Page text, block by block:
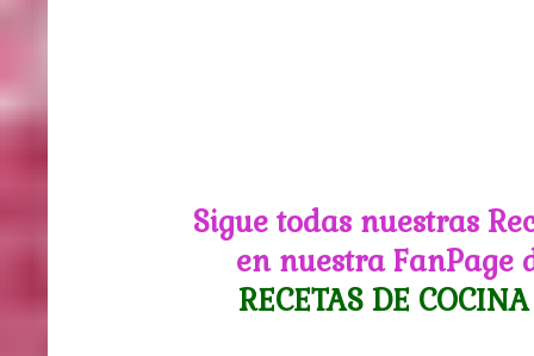
Sigue todas nuestras
en nuestra FanPage
RECETAS DE